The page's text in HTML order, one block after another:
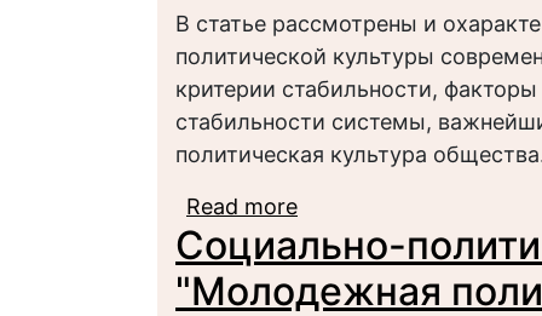
В статье рассмотрены и
политической культуры
критерии стабильности,
стабильности системы,
политическая культура
Read more
современного
Социально-
"Молодежная